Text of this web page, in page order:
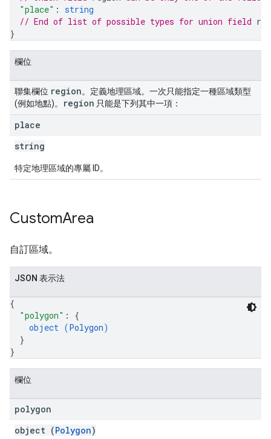
"place" : string
// End of list of possible types for union field
}
欄位
聯集欄位 region。定義地理區域。一次只能指定一種區域類型
(例如地點)。
region 只能是下列其中一項：
place
string
特定地理區域的專屬 ID。
CustomArea
自訂區域。
JSON 表示法
{
"polygon" : {
object (Polygon)
}
}
欄位
polygon
object (Polygon)